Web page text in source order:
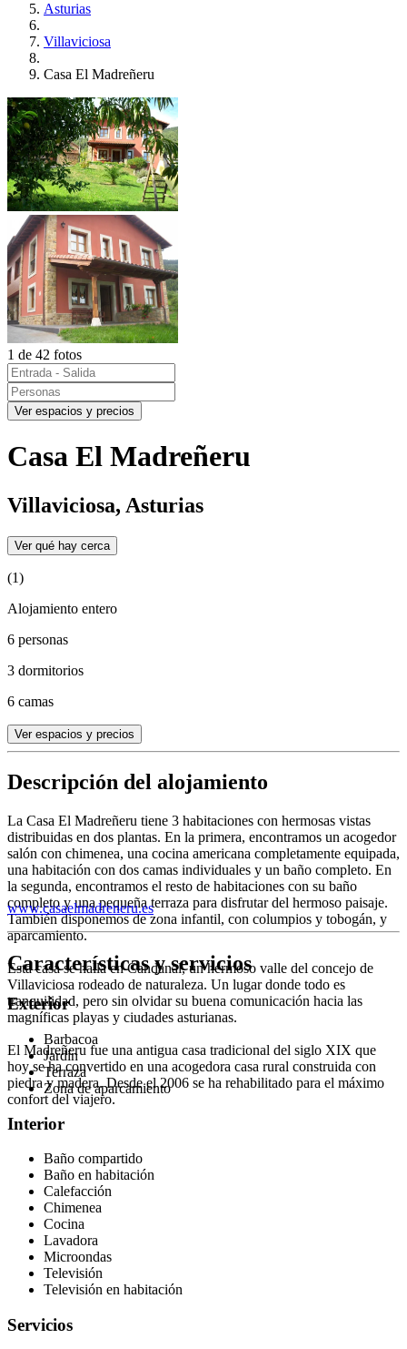
Asturias
Villaviciosa
Casa El Madreñeru
1 de 42 fotos
Ver espacios y precios
Casa El Madreñeru
Villaviciosa, Asturias
Ver qué hay cerca
(1)
Alojamiento entero
6 personas
3 dormitorios
6 camas
Ver espacios y precios
Descripción del alojamiento
La Casa El Madreñeru tiene 3 habitaciones con hermosas vistas
distribuidas en dos plantas. En la primera, encontramos un acogedor
salón con chimenea, una cocina americana completamente equipada,
una habitación con dos camas individuales y un baño completo. En
la segunda, encontramos el resto de habitaciones con su baño
completo y una pequeña terraza para disfrutar del hermoso paisaje.
También disponemos de zona infantil, con columpios y tobogán, y
aparcamiento.
Esta casa se halla en Candanal, un hermoso valle del concejo de
Villaviciosa rodeado de naturaleza. Un lugar donde todo es
tranquilidad, pero sin olvidar su buena comunicación hacia las
magníficas playas y ciudades asturianas.
El Madreñeru fue una antigua casa tradicional del siglo XIX que
hoy se ha convertido en una acogedora casa rural construida con
piedra y madera. Desde el 2006 se ha rehabilitado para el máximo
confort del viajero.
www.casaelmadreneru.es
Características y servicios
Exterior
Barbacoa
Jardín
Terraza
Zona de aparcamiento
Interior
Baño compartido
Baño en habitación
Calefacción
Chimenea
Cocina
Lavadora
Microondas
Televisión
Televisión en habitación
Servicios